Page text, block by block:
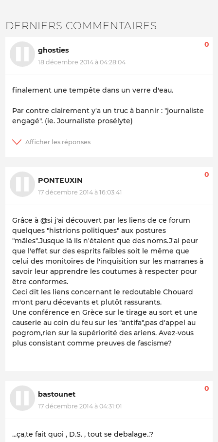
DERNIERS COMMENTAIRES
ghosties
18 décembre 2014 à 04:28:04
0
finalement une tempête dans un verre d'eau.
Par contre clairement y'a un truc à bannir : "journaliste
engagé". (ie. Journaliste prosélyte)
PONTEUXIN
17 décembre 2014 à 16:03:41
0
Grâce à @si j'ai découvert par les liens de ce forum
quelques "histrions politiques" aux postures
"mâles".Jusque là ils n'étaient que des noms.J'ai peur
que l'effet sur des esprits faibles soit le même que
celui des monitoires de l'inquisition sur les marranes à
savoir leur apprendre les coutumes à respecter pour
être conformes.
Ceci dit les liens concernant le redoutable Chouard
m'ont paru décevants et plutôt rassurants.
Une conférence en Grèce sur le tirage au sort et une
causerie au coin du feu sur les "antifa",pas d'appel au
pogrom,rien sur la supériorité des ariens. Avez-vous
plus consistant comme preuves de fascisme?
bastounet
17 décembre 2014 à 04:31:01
0
...ça,te fait quoi , D.S. , tout se debalage..?